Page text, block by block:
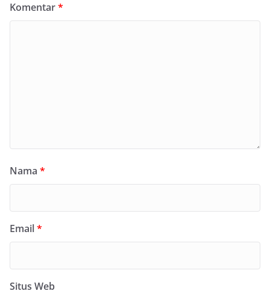
Komentar*
Nama *
Email*
Situs Web